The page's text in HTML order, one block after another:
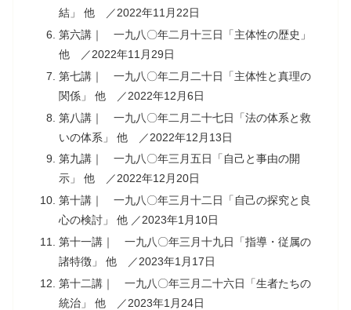
結」 他 ／2022年11月22日
第六講｜ 一九八〇年二月十三日「主体性の歴史」
他 ／2022年11月29日
第七講｜ 一九八〇年二月二十日「主体性と真理の
関係」 他 ／2022年12月6日
第八講｜ 一九八〇年二月二十七日「法の体系と救
いの体系」 他 ／2022年12月13日
第九講｜ 一九八〇年三月五日「自己と事由の開
示」 他 ／2022年12月20日
第十講｜ 一九八〇年三月十二日「自己の探究と良
心の検討」 他 ／2023年1月10日
第十一講｜ 一九八〇年三月十九日「指導・従属の
諸特徴」 他 ／2023年1月17日
第十二講｜ 一九八〇年三月二十六日「生者たちの
統治」 他 ／2023年1月24日